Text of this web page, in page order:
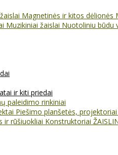
Magnetinės ir kitos dėlionės
Muzikiniai žaislai Nuotoliniu būdu
ir kiti priedai
paleidimo rinkiniai
Piešimo planšetės,
ir rūšiuokliai Konstruktoriai